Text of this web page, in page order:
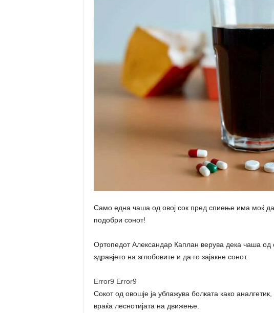
Само една чаша од овој сок пред спиење има моќ да
подобри сонот!
Ортопедот Александар Каплан верува дека чаша
здравјето на зглобовите и да го зајакне сонот.
Error9 Error9
Сокот од овошје ја ублажува болката како
враќа леснотијата на движење.